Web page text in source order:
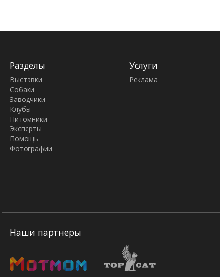
Разделы
Выставки
Собаки
Заводчики
Клубы
Питомники
Эксперты
Помощь
Фотографии
Услуги
Реклама
Наши партнеры